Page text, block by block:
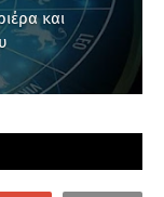
και